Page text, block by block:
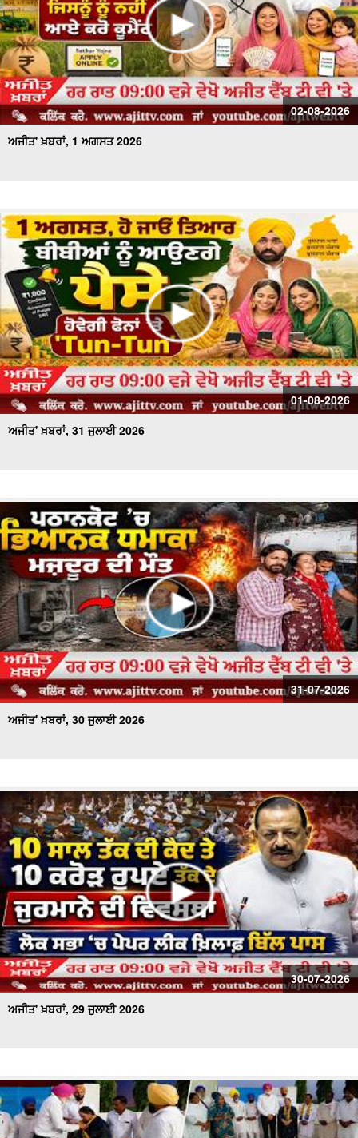
02-08-2026
ਅਜੀਤ' ਖ਼ਬਰਾਂ, 1 ਅਗਸਤ 2026
01-08-2026
ਅਜੀਤ' ਖ਼ਬਰਾਂ, 31 ਜੁਲਾਈ 2026
31-07-2026
ਅਜੀਤ' ਖ਼ਬਰਾਂ, 30 ਜੁਲਾਈ 2026
30-07-2026
ਅਜੀਤ' ਖ਼ਬਰਾਂ, 29 ਜੁਲਾਈ 2026